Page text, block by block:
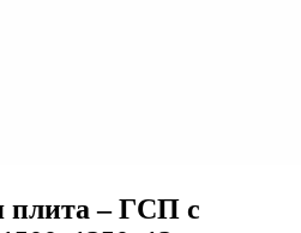
плита – ГСП с